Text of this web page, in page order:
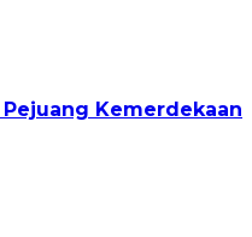
Kemerdekaan